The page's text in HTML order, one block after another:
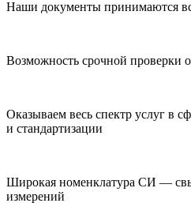
Наши документы принимаются
Возможность срочной проверки
Оказываем весь спектр услуг в
и стандартизации
Широкая номенклатура СИ —
измерений